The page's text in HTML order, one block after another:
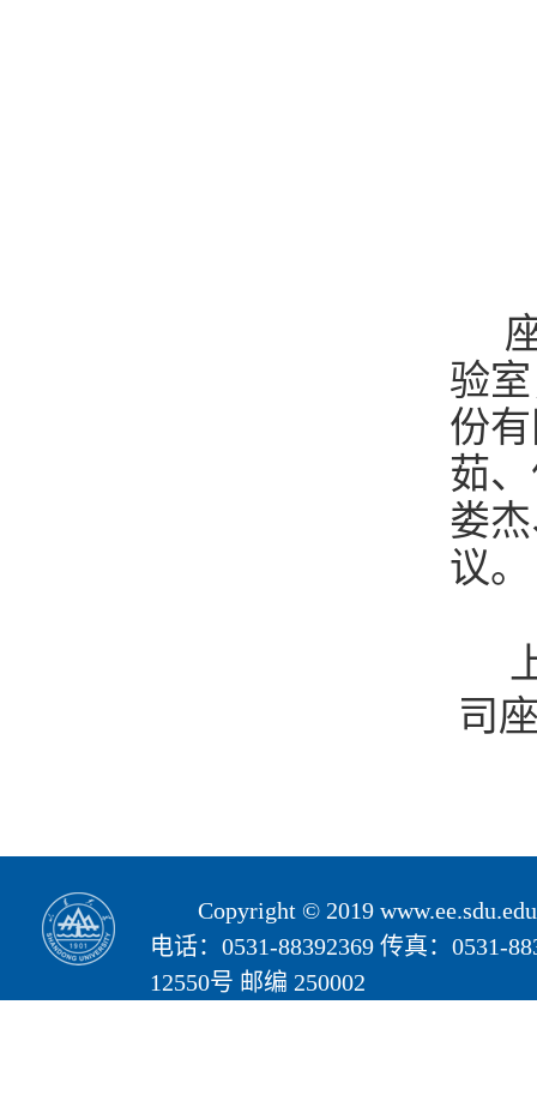
验
份
茹
娄
议。
司
Copyright © 2019
电话：0531-88392369 传真：0531-
12550号 邮编 250002